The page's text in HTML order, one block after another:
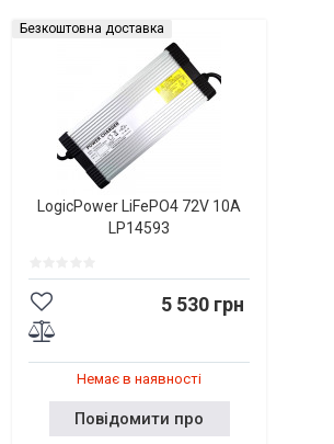
Безкоштовна доставка
LogicPower LiFePO4 72V 10A
LP14593
5 530 грн
Немає в наявності
Повідомити про